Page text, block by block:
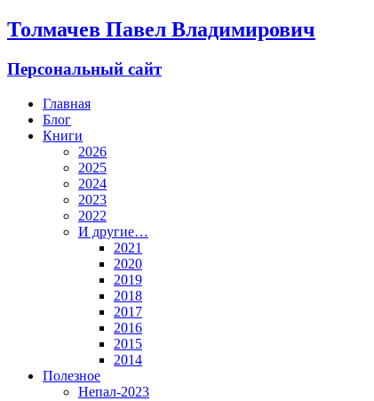
Толмачев Павел Владимирович
Персональный сайт
Главная
Блог
Книги
2026
2025
2024
2023
2022
И другие…
2021
2020
2019
2018
2017
2016
2015
2014
Полезное
Непал-2023